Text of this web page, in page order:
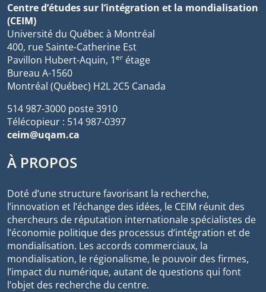
Centre d’études sur l’intégration et la mondialisation
(CEIM)
Université du Québec à Montréal
400, rue Sainte-Catherine Est
Pavillon Hubert-Aquin, 1er étage
Bureau A-1560
Montréal (Québec) H2L 2C5 Canada
514 987-3000 poste 3910
Télécopieur : 514 987-0397
ceim@uqam.ca
À PROPOS
Doté d’une structure favorisant la recherche,
l’innovation et l’échange des idées, le CEIM réunit des
chercheurs de réputation internationale spécialistes de
l’économie politique des processus d’intégration et de
mondialisation. Les accords commerciaux, la
mondialisation, le régionalisme, le pouvoir des firmes,
l’impact du numérique, autant de questions qui font
l’objet des recherche du centre.